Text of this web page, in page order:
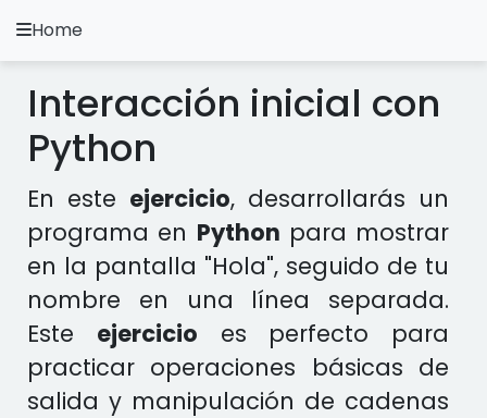
A.
Ejercicios Python
Instalación y Configuración
Metodología Python
Video Tutoriales
Ejercicios en otros Lenguajes
Apps
Home
Interacción inicial con
Python
En este ejercicio, desarrollarás un
programa en Python para mostrar
en la pantalla "Hola", seguido de tu
nombre en una línea separada.
Este ejercicio es perfecto para
practicar operaciones básicas de
salida y manipulación de cadenas